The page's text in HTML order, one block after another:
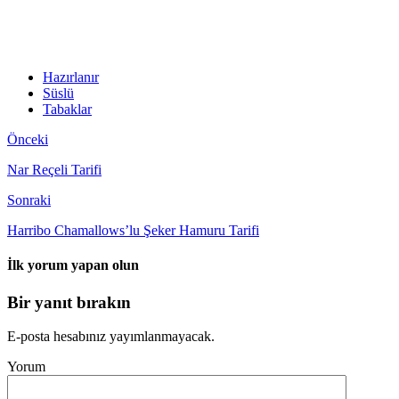
Hazırlanır
Süslü
Tabaklar
Önceki
Nar Reçeli Tarifi
Sonraki
Harribo Chamallows’lu Şeker Hamuru Tarifi
İlk yorum yapan olun
Bir yanıt bırakın
E-posta hesabınız yayımlanmayacak.
Yorum